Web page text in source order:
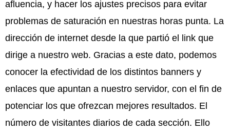
afluencia, y hacer los ajustes precisos para evitar
problemas de saturación en nuestras horas punta. La
dirección de internet desde la que partió el link que
dirige a nuestro web. Gracias a este dato, podemos
conocer la efectividad de los distintos banners y
enlaces que apuntan a nuestro servidor, con el fin de
potenciar los que ofrezcan mejores resultados. El
número de visitantes diarios de cada sección. Ello